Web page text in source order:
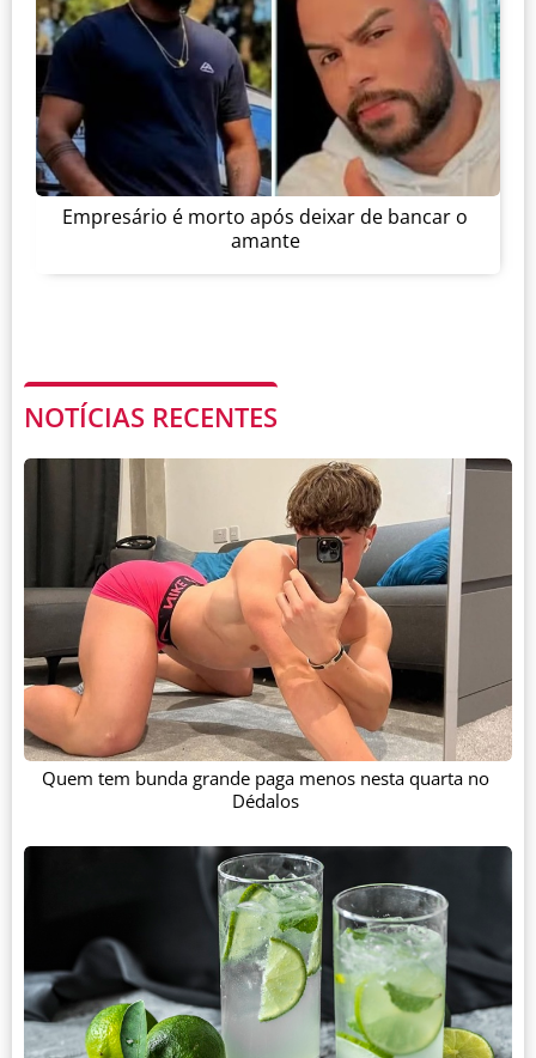
Empresário é morto após deixar de bancar o
amante
NOTÍCIAS RECENTES
Quem tem bunda grande paga menos nesta quarta no
Dédalos